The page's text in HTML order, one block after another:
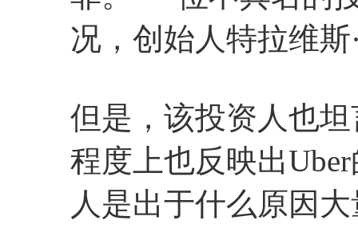
况，创始人特拉维斯
但是，该投资人也
程度上也反映出
人是出于什么原因